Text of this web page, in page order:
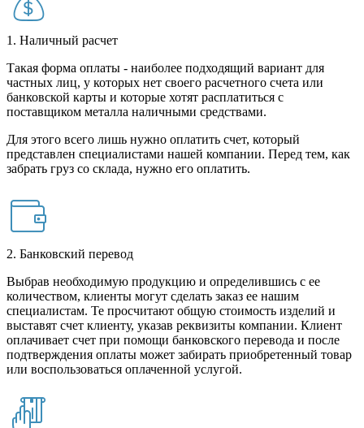
1. Наличный расчет
Такая форма оплаты - наиболее подходящий вариант для
частных лиц, у которых нет своего расчетного счета или
банковской карты и которые хотят расплатиться с
поставщиком металла наличными средствами.
Для этого всего лишь нужно оплатить счет, который
представлен специалистами нашей компании. Перед тем, как
забрать груз со склада, нужно его оплатить.
2. Банковский перевод
Выбрав необходимую продукцию и определившись с ее
количеством, клиенты могут сделать заказ ее нашим
специалистам. Те просчитают общую стоимость изделий и
выставят счет клиенту, указав реквизиты компании. Клиент
оплачивает счет при помощи банковского перевода и после
подтверждения оплаты может забирать приобретенный товар
или воспользоваться оплаченной услугой.